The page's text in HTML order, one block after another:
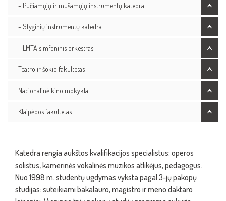
- Pučiamųjų ir mušamųjų instrumentų katedra
- Styginių instrumentų katedra
- LMTA simfoninis orkestras
Teatro ir šokio fakultetas
Nacionalinė kino mokykla
Klaipėdos fakultetas
Katedra rengia aukštos kvalifikacijos specialistus: operos
solistus, kamerinės vokalinės muzikos atlikėjus, pedagogus.
Nuo 1998 m. studentų ugdymas vyksta pagal 3-jų pakopų
studijas: suteikiami bakalauro, magistro ir meno daktaro